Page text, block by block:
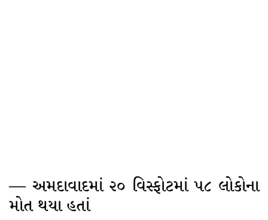
— અમદાવાદમાં ૨૦ વિસ્ફોટમાં ૫૮ લોકોના
મોત થયા હતાં